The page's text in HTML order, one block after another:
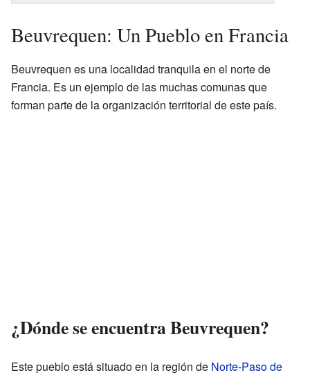
Beuvrequen: Un Pueblo en Francia
Beuvrequen es una localidad tranquila en el norte de
Francia. Es un ejemplo de las muchas comunas que
forman parte de la organización territorial de este país.
¿Dónde se encuentra Beuvrequen?
Este pueblo está situado en la región de Norte-Paso de